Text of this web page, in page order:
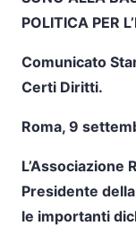
POLITICA PER
Comunicato
Certi Diritti.
Roma, 9
L’Associazione
Presidente
le importanti